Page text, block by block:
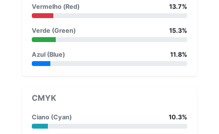
Vermelho (Red) 13.7%
Verde (Green) 15.3%
Azul (Blue) 11.8%
CMYK
Ciano (Cyan) 10.3%